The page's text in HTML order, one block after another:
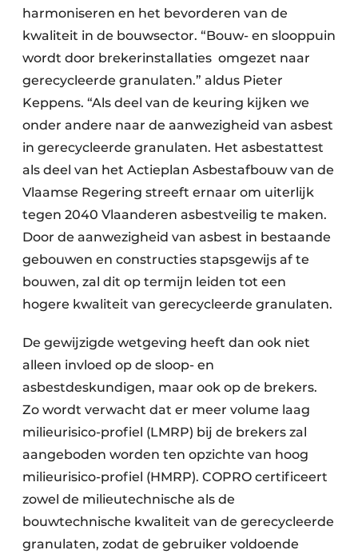
harmoniseren en het bevorderen van de
kwaliteit in de bouwsector. “Bouw- en slooppuin
wordt door brekerinstallaties omgezet naar
gerecycleerde granulaten.” aldus Pieter
Keppens. “Als deel van de keuring kijken we
onder andere naar de aanwezigheid van asbest
in gerecycleerde granulaten. Het asbestattest
als deel van het Actieplan Asbestafbouw van de
Vlaamse Regering streeft ernaar om uiterlijk
tegen 2040 Vlaanderen asbestveilig te maken.
Door de aanwezigheid van asbest in bestaande
gebouwen en constructies stapsgewijs af te
bouwen, zal dit op termijn leiden tot een
hogere kwaliteit van gerecycleerde granulaten.
De gewijzigde wetgeving heeft dan ook niet
alleen invloed op de sloop- en
asbestdeskundigen, maar ook op de brekers.
Zo wordt verwacht dat er meer volume laag
milieurisico-profiel (LMRP) bij de brekers zal
aangeboden worden ten opzichte van hoog
milieurisico-profiel (HMRP). COPRO certificeert
zowel de milieutechnische als de
bouwtechnische kwaliteit van de gerecycleerde
granulaten, zodat de gebruiker voldoende